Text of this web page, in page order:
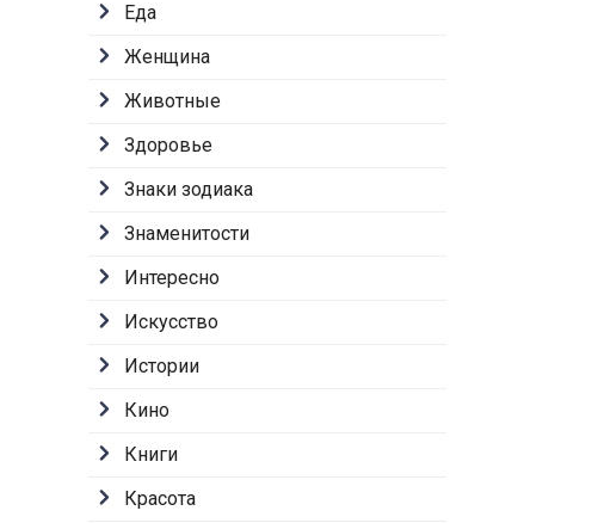
Еда
Женщина
Животные
Здоровье
Знаки зодиака
Знаменитости
Интересно
Искусство
Истории
Кино
Книги
Красота